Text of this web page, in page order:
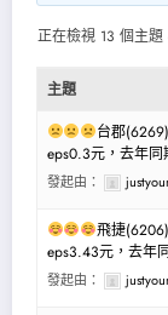
正在檢視 13 個主題
主題
台郡
eps0.3元，去年同
發起由：
飛捷
eps3.43元，去年
發起由：